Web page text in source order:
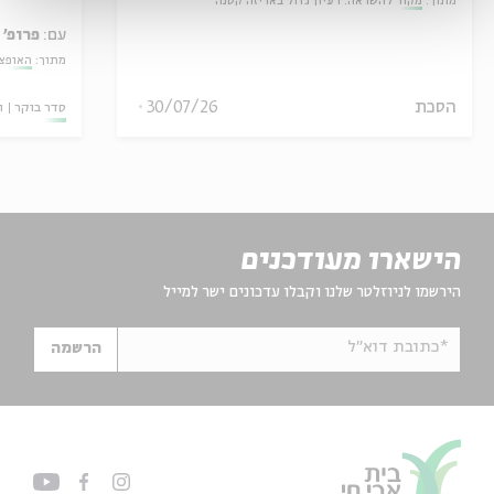
הסכת 30/07/26
עם: פרופ'
מתוך:
סדר בוקר
הישארו מעודכנים
הירשמו לניוזלטר שלנו וקבלו עדכונים ישר למייל
*כתובת דוא"ל הרשמה